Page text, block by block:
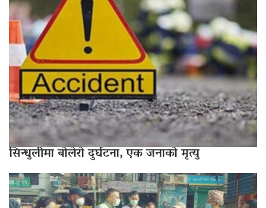
सिन्धुलीमा बोलेरो दुर्घटना, एक जनाको मृत्यु